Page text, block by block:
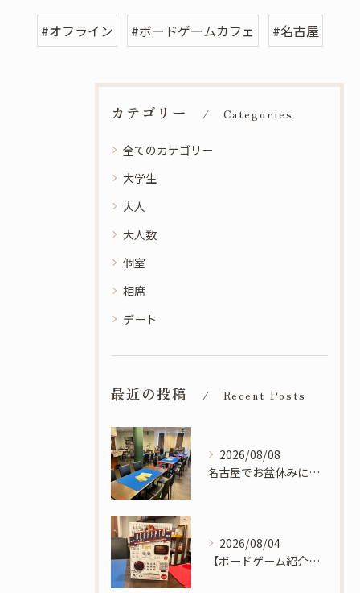
#オフライン #ボードゲームカフェ #名古屋
カテゴリー Categories
全てのカテゴリー
大学生
大人
大人数
個室
相席
デート
最近の投稿 Recent Posts
2026/08/08
名古屋でお盆休みに遊ぶならSoLaCeへ！滑り込み予約も歓迎です！
2026/08/04
【ボードゲーム紹介】デクリプト - 相手にバレないように味方に伝える連想暗号ゲーム！